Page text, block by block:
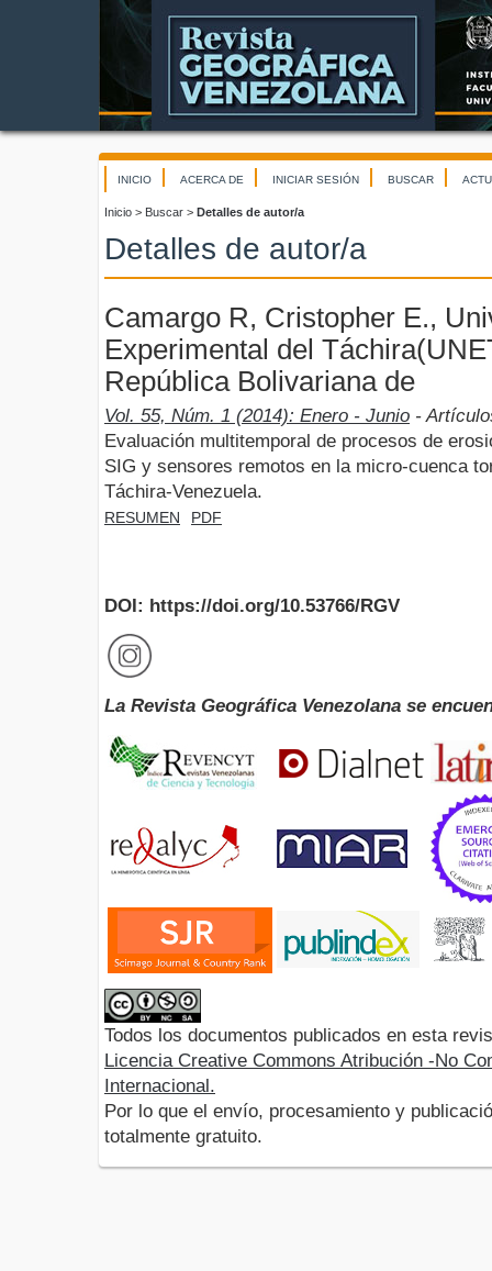
INICIO ACERCA DE INICIAR SESIÓN BUSCAR
Inicio > Buscar > Detalles de autor/a
Detalles de autor/a
Camargo R, Cristopher E.,
Experimental del
República Bolivariana de
Vol. 55, Núm. 1 (2014): Enero - Junio -
Evaluación multitemporal de procesos de
SIG y sensores remotos en la micro-cuenca
Táchira-Venezuela.
RESUMEN PDF
DOI: https://doi.org/10.53766/RGV
La Revista Geográfica Venezolana se
Todos los documentos publicados en esta
Licencia Creative Commons Atribución -No
Internacional.
Por lo que el envío, procesamiento y
totalmente gratuito.